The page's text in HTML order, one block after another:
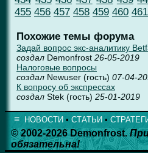
455 456 457 458 459 460 461
Похожие темы форума
Задай вопрос экс-аналитику
создал Demonfrost 26-05-2019
Налоговые вопросы
создал Newuser (гость) 07-04-
К вопросу об экспрессах
создал Stek (гость) 25-01-2019
≡ НОВОСТИ ▪ СТАТЬИ ▪
© 2002-2026 Demonfrost.
обязательна!